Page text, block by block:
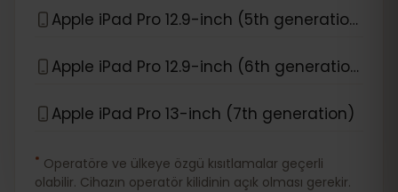
Apple iPad Pro 12.9-inch (5th generation)
Apple iPad Pro 12.9-inch (6th generation)
Apple iPad Pro 13-inch (7th generation)
* Operatöre ve ülkeye özgü kısıtlamalar geçerli
olabilir. Cihazın operatör kilidinin açık olması gerekir.